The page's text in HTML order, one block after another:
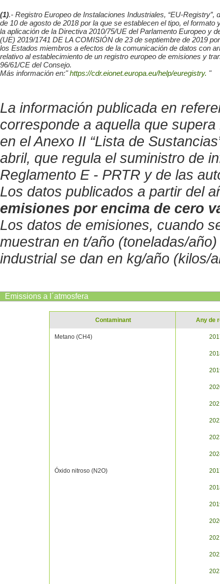
(1).- Registro Europeo de Instalaciones Industriales, “EU-
de 10 de agosto de 2018 por la que se establecen el tipo, el
la aplicación de la Directiva 2010/75/UE del Parlamento Europeo
(UE) 2019/1741 DE LA COMISIÓN de 23 de septiembre de 2019
los Estados miembros a efectos de la comunicación de datos con
relativo al establecimiento de un registro europeo de emisiones y
96/61/CE del Consejo.
Más información en:"https://cdr.eionet.europa.eu/help/euregistry. "
La información publicada en
corresponde a aquella que
en el Anexo II “Lista de
abril, que regula el suministro de
Reglamento E - PRTR y de las
Los datos publicados a partir del
emisiones por encima de cero
Los datos de emisiones, cuando
muestran en t/año (toneladas/
industrial se dan en kg/año (kilos/
Emissions a l´atmosfera
Contaminant Any de
Metano (CH4)
Óxido nitroso (N2O)